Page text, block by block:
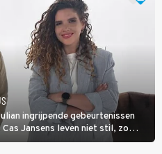
ingrijpende gebeurtenissen
Jansens leven niet stil, zo